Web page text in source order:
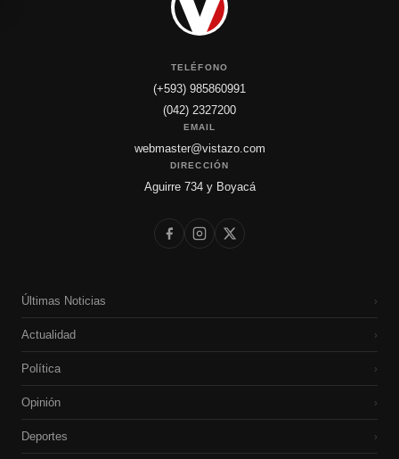
TELÉFONO
(+593) 985860991
(042) 2327200
EMAIL
webmaster@vistazo.com
DIRECCIÓN
Aguirre 734 y Boyacá
Últimas Noticias ›
Actualidad ›
Política ›
Opinión ›
Deportes ›